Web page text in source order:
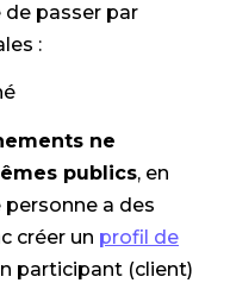
de passer par
:
ne
publics, en
personne a des
créer un profil de
participant (client)